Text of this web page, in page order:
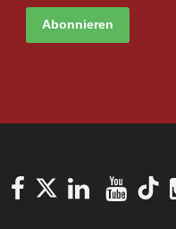
Abonnieren